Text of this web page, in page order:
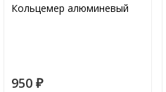
Кольцемер алюминевый
950 ₽